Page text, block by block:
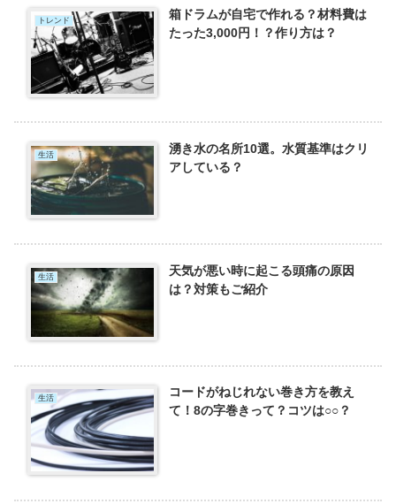
トレンド
箱ドラムが自宅で作れる？材料費は
たった3,000円！？作り方は？
生活
湧き水の名所10選。水質基準はクリ
アしている？
生活
天気が悪い時に起こる頭痛の原因
は？対策もご紹介
生活
コードがねじれない巻き方を教え
て！8の字巻きって？コツは○○？